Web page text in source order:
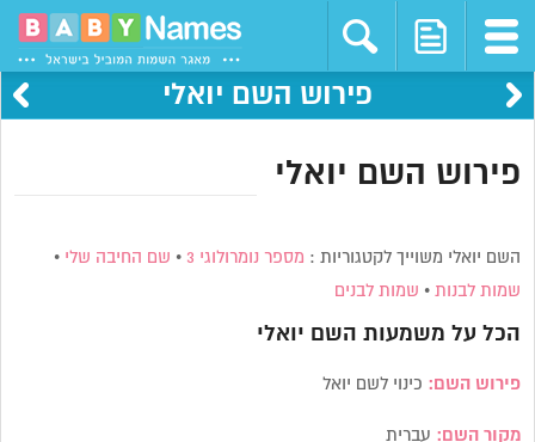
פירוש השם יואלי
פירוש השם יואלי
השם יואלי משוייך לקטגוריות : מספר נומרולוגי 3 • שם החיבה שלי •
שמות לבנות • שמות לבנים
הכל על משמעות השם יואלי
פירוש השם: כינוי לשם יואל
מקור השם: עברית